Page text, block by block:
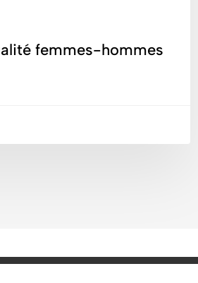
femmes-hommes